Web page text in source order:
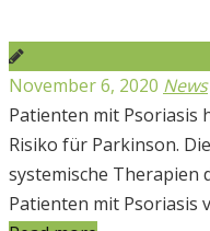
November 6, 2020 News
Patienten mit Psoriasis
Risiko für Parkinson.
systemische Therapien
Patienten mit Psoriasis